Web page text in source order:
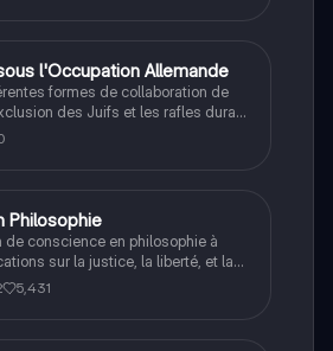
l'Occupation Allemande
formes de collaboration de
des Juifs et les rafles durant
mondiale.
Philosophie
de conscience en philosophie à
sur la justice, la liberté, et la
fiche de révision aborde les
sur la conscience, le cogito, et
5,431